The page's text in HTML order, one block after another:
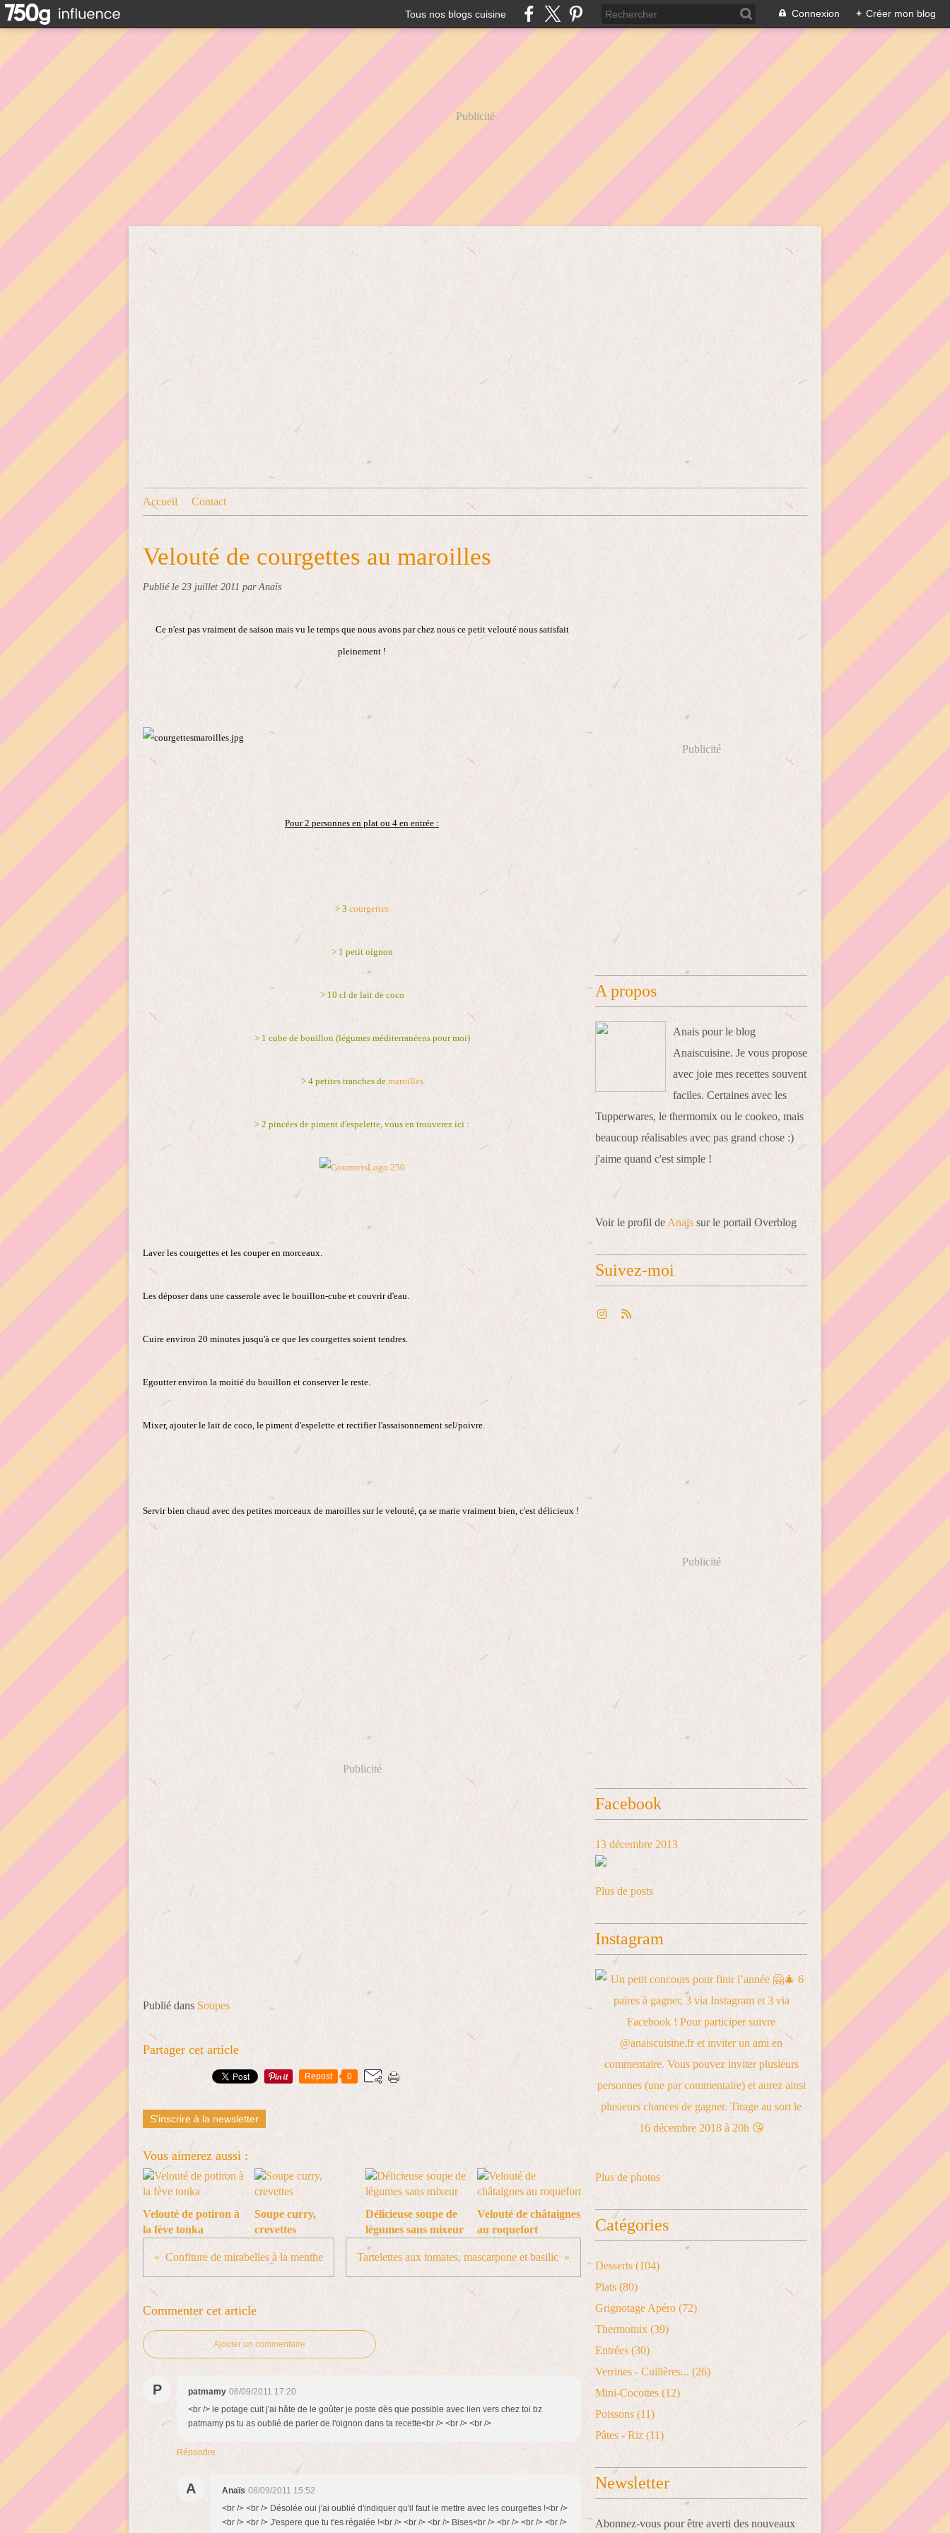
Tous nos blogs cuisine Connexion + Créer mon blog
Publicité
Accueil Contact
Velouté de courgettes au maroilles
Publié le 23 juillet 2011 par Anaïs
Ce n'est pas vraiment de saison mais vu le temps que nous avons par chez nous ce petit velouté nous satisfait
pleinement !
Pour 2 personnes en plat ou 4 en entrée :
> 3 courgettes
> 1 petit oignon
> 10 cl de lait de coco
> 1 cube de bouillon (légumes méditerranéens pour moi)
> 4 petites tranches de maroilles
> 2 pincées de piment d'espelette, vous en trouverez ici :
Laver les courgettes et les couper en morceaux.
Les déposer dans une casserole avec le bouillon-cube et couvrir d'eau.
Cuire environ 20 minutes jusqu'à ce que les courgettes soient tendres.
Egoutter environ la moitié du bouillon et conserver le reste.
Mixer, ajouter le lait de coco, le piment d'espelette et rectifier l'assaisonnement sel/poivre.
Servir bien chaud avec des petites morceaux de maroilles sur le velouté, ça se marie vraiment bien, c'est délicieux !
Publicité
Publié dans Soupes
Partager cet article
Repost 0
S'inscrire à la newsletter
Vous aimerez aussi :
Velouté de potiron à
la fève tonka
Soupe curry,
crevettes
Délicieuse soupe de
légumes sans mixeur
Velouté de châtaignes
au roquefort
Confiture de mirabelles à la menthe Tartelettes aux tomates, mascarpone et basilic
Commenter cet article
Ajouter un commentaire
P patmamy 06/09/2011 17:20
<br /> le potage cuit j'ai hâte de le goûter je poste dès que possible avec lien vers chez toi bz
patmamy ps tu as oublié de parler de l'oignon dans ta recette<br /> <br /> <br />
Répondre
A Anaïs 08/09/2011 15:52
<br /> <br /> Désolée oui j'ai oublié d'indiquer qu'il faut le mettre avec les courgettes !<br />
<br /> <br /> J'espere que tu t'es régalée !<br /> <br /> <br /> Bises<br /> <br /> <br /> <br />
Publicité
A propos
Anais pour le blog
Anaiscuisine. Je vous propose
avec joie mes recettes souvent
faciles. Certaines avec les
Tupperwares, le thermomix ou le cookeo, mais
beaucoup réalisables avec pas grand chose :)
j'aime quand c'est simple !
Voir le profil de Anaïs sur le portail Overblog
Suivez-moi
Publicité
Facebook
13 décembre 2013
Plus de posts
Instagram
Plus de photos
Catégories
Desserts (104)
Plats (80)
Grignotage Apéro (72)
Thermomix (39)
Entrées (30)
Verrines - Cuillères... (26)
Mini-Cocottes (12)
Poissons (11)
Pâtes - Riz (11)
Newsletter
Abonnez-vous pour être averti des nouveaux